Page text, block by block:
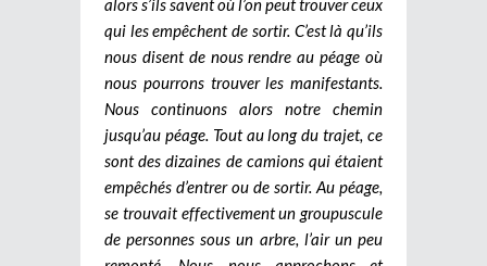
qui les empêchent de sortir. C’est là qu’ils
nous disent de nous rendre au péage où
nous pourrons trouver les manifestants.
Nous continuons alors notre chemin
jusqu’au péage. Tout au long du trajet, ce
sont des dizaines de camions qui étaient
empêchés d’entrer ou de sortir. Au péage,
se trouvait effectivement un groupuscule
de personnes sous un arbre, l’air un peu